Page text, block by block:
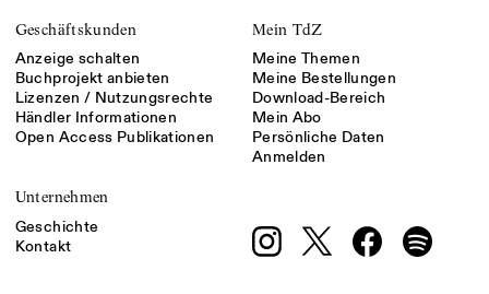
Geschäftskunden
Anzeige schalten
Buchprojekt anbieten
Lizenzen / Nutzungsrechte
Händler Informationen
Open Access Publikationen
Mein TdZ
Meine Themen
Meine Bestellungen
Download-Bereich
Mein Abo
Persönliche Daten
Anmelden
Unternehmen
Geschichte
Kontakt